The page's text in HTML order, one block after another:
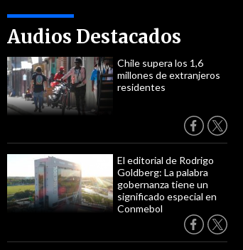
Audios Destacados
Chile supera los 1,6
millones de extranjeros
residentes
El editorial de Rodrigo
Goldberg: La palabra
gobernanza tiene un
significado especial en
Conmebol